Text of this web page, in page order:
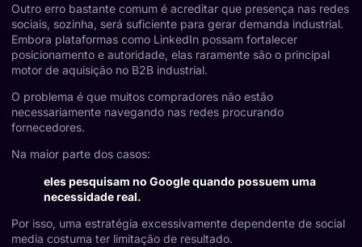
Outro erro bastante comum é acreditar que presença nas redes
sociais, sozinha, será suficiente para gerar demanda industrial.
Embora plataformas como LinkedIn possam fortalecer
posicionamento e autoridade, elas raramente são o principal
motor de aquisição no B2B industrial.
O problema é que muitos compradores não estão
necessariamente navegando nas redes procurando
fornecedores.
Na maior parte dos casos:
eles pesquisam no Google quando possuem uma
necessidade real.
Por isso, uma estratégia excessivamente dependente de social
media costuma ter limitação de resultado.